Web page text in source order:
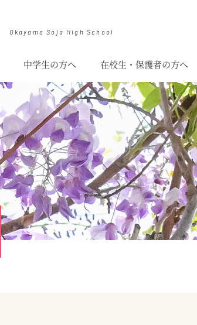
Okayama Soja High School
中学生の方へ 在校生・保護者の方へ